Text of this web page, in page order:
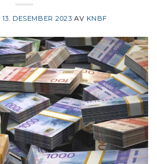
13. DESEMBER 2023 AV KNBF